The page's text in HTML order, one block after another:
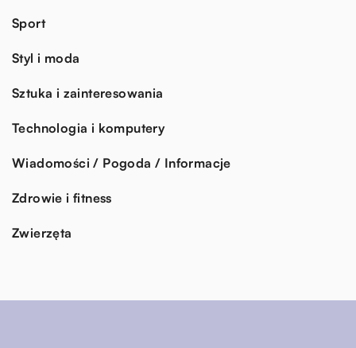
Sport
Styl i moda
Sztuka i zainteresowania
Technologia i komputery
Wiadomości / Pogoda / Informacje
Zdrowie i fitness
Zwierzęta